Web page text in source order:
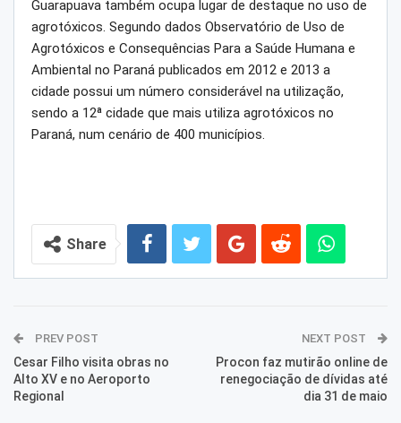
Guarapuava também ocupa lugar de destaque no uso de
agrotóxicos. Segundo dados Observatório de Uso de
Agrotóxicos e Consequências Para a Saúde Humana e
Ambiental no Paraná publicados em 2012 e 2013 a
cidade possui um número considerável na utilização,
sendo a 12ª cidade que mais utiliza agrotóxicos no
Paraná, num cenário de 400 municípios.
Share
PREV POST
Cesar Filho visita obras no
Alto XV e no Aeroporto
Regional
NEXT POST
Procon faz mutirão online de
renegociação de dívidas até
dia 31 de maio